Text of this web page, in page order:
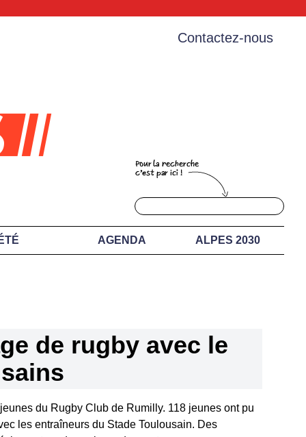
Contactez-nous
AGENDA ALPES 2030
de rugby avec le
du Rugby Club de Rumilly. 118 jeunes ont pu
les entraîneurs du Stade Toulousain. Des